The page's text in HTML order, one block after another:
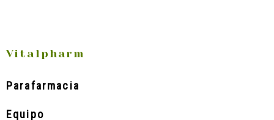
Vitalpharm
Parafarmacia
Equipo